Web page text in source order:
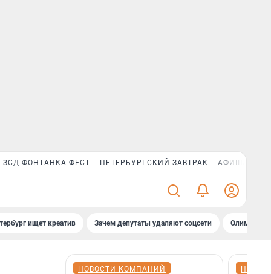
ЗСД ФОНТАНКА ФЕСТ ПЕТЕРБУРГСКИЙ ЗАВТРАК АФИША PLUS
ищет креатив Зачем депутаты удаляют соцсети
НОВОСТИ КОМПАНИЙ